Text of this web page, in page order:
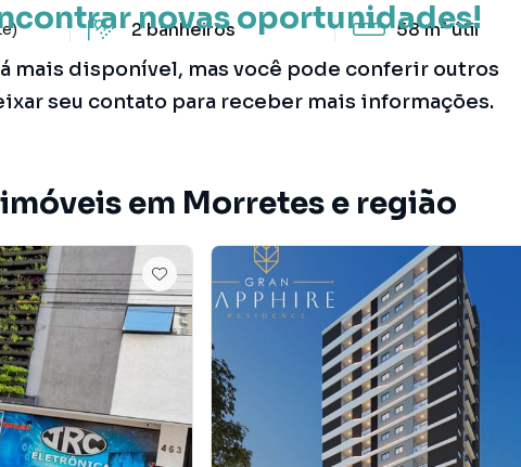
novas oportunidades!
mais disponível, mas você pode conferir outros
seu contato para receber mais informações.
2 banheiros 58 m²útil
em Morretes e região